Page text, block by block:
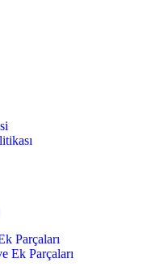
Parçaları
Ek Parçaları